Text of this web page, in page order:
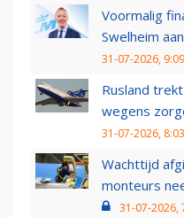
Voormalig
Swelheim
31-07-2026, 9:09
Rusland
wegens
31-07-2026, 8:03
Wachttijd
monteurs
31-07-2026,